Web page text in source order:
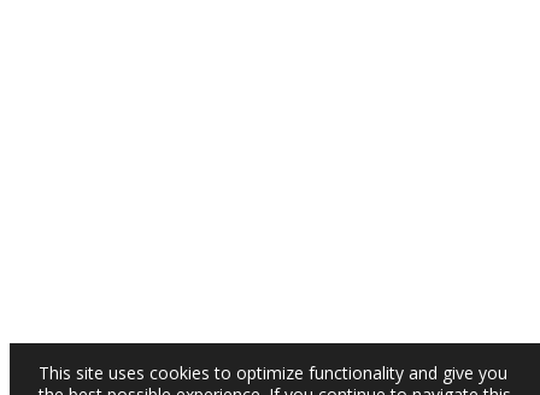
This site uses cookies to optimize functionality and give you